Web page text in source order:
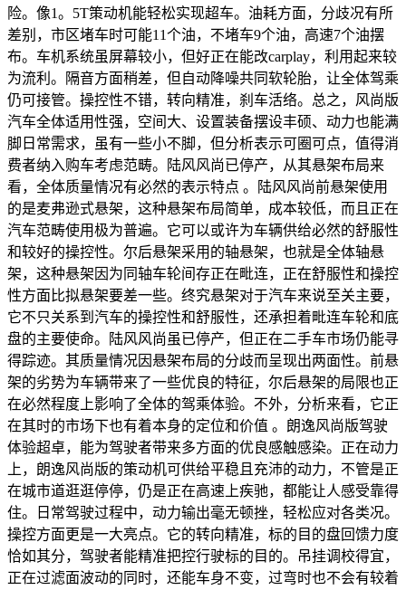
险。像1。5T策动机能轻松实现超车。油耗方面，分歧况有所
差别，市区堵车时可能11个油，不堵车9个油，高速7个油摆
布。车机系统虽屏幕较小，但好正在能改carplay，利用起来较
为流利。隔音方面稍差，但自动降噪共同软轮胎，让全体驾乘
仍可接管。操控性不错，转向精准，刹车活络。总之，风尚版
汽车全体适用性强，空间大、设置装备摆设丰硕、动力也能满
脚日常需求，虽有一些小不脚，但分析表示可圈可点，值得消
费者纳入购车考虑范畴。陆风风尚已停产，从其悬架布局来
看，全体质量情况有必然的表示特点 。陆风风尚前悬架使用
的是麦弗逊式悬架，这种悬架布局简单，成本较低，而且正在
汽车范畴使用极为普遍。它可以或许为车辆供给必然的舒服性
和较好的操控性。尔后悬架采用的轴悬架，也就是全体轴悬
架，这种悬架因为同轴车轮间存正在毗连，正在舒服性和操控
性方面比拟悬架要差一些。终究悬架对于汽车来说至关主要，
它不只关系到汽车的操控性和舒服性，还承担着毗连车轮和底
盘的主要使命。陆风风尚虽已停产，但正在二手车市场仍能寻
得踪迹。其质量情况因悬架布局的分歧而呈现出两面性。前悬
架的劣势为车辆带来了一些优良的特征，尔后悬架的局限也正
在必然程度上影响了全体的驾乘体验。不外，分析来看，它正
在其时的市场下也有着本身的定位和价值 。朗逸风尚版驾驶
体验超卓，能为驾驶者带来多方面的优良感触感染。正在动力
上，朗逸风尚版的策动机可供给平稳且充沛的动力，不管是正
在城市道逛逛停停，仍是正在高速上疾驰，都能让人感受靠得
住。日常驾驶过程中，动力输出毫无顿挫，轻松应对各类况。
操控方面更是一大亮点。它的转向精准，标的目的盘回馈力度
恰如其分，驾驶者能精准把控行驶标的目的。吊挂调校得宜，
正在过滤面波动的同时，还能车身不变，过弯时也不会有较着